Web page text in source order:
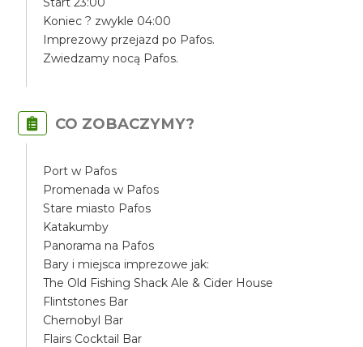
Koniec ? zwykle 04:00
Imprezowy przejazd po Pafos.
Zwiedzamy nocą Pafos.
CO ZOBACZYMY?
Port w Pafos
Promenada w Pafos
Stare miasto Pafos
Katakumby
Panorama na Pafos
Bary i miejsca imprezowe jak:
The Old Fishing Shack Ale & Cider House
Flintstones Bar
Chernobyl Bar
Flairs Cocktail Bar